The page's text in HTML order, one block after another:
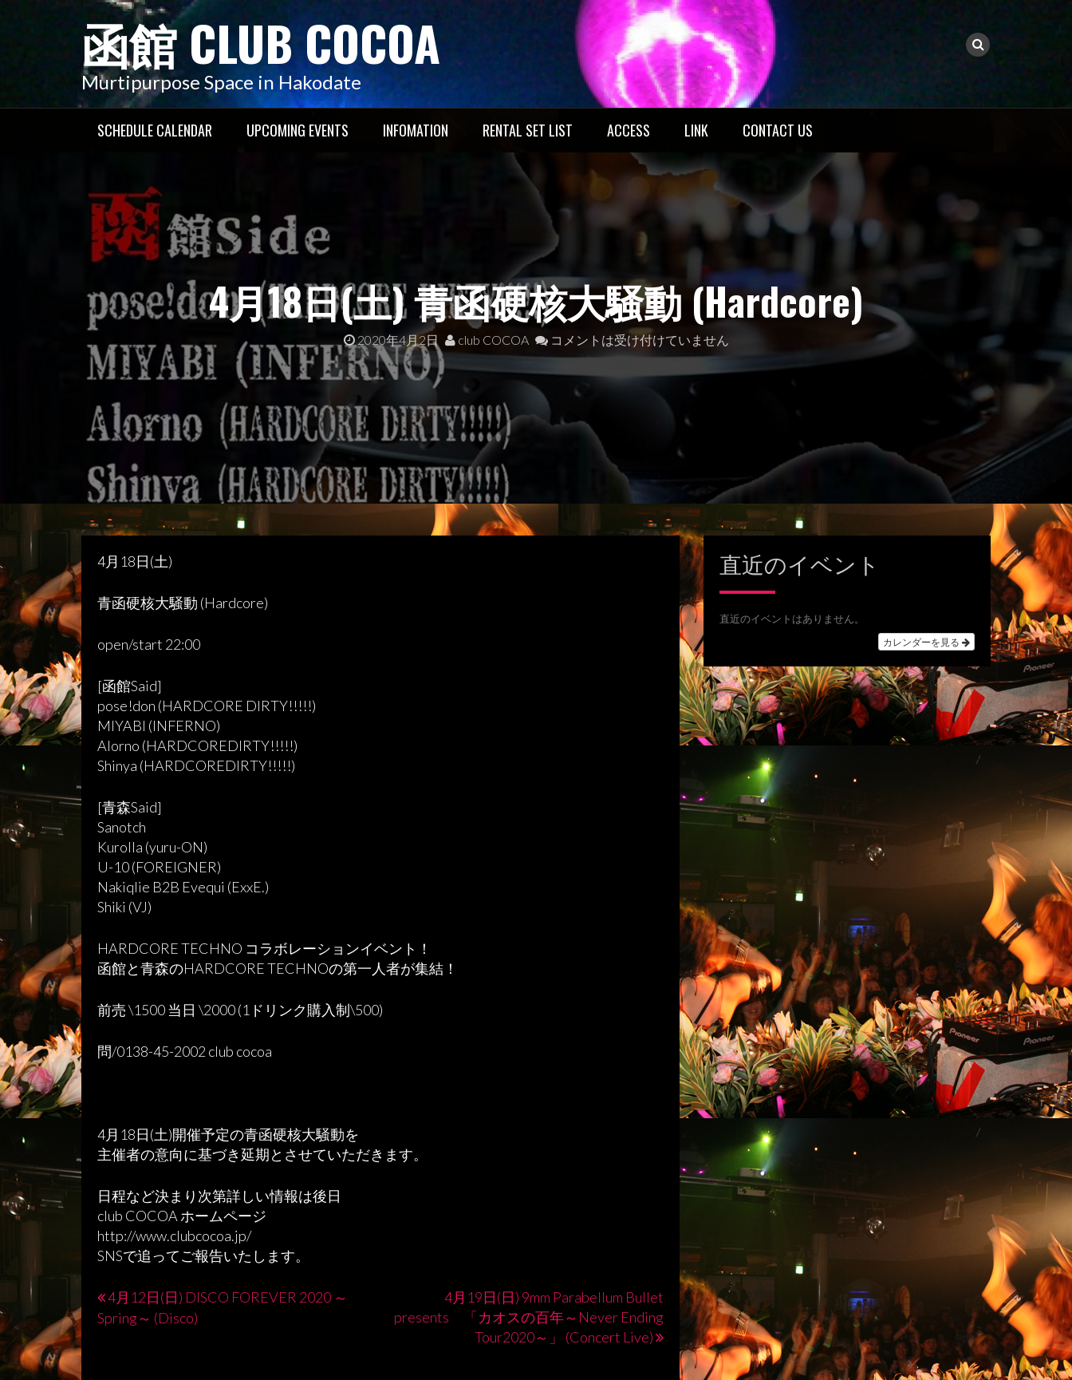
へ
函館 CLUB COCOA
Murtipurpose Space in Hakodate
SCHEDULE CALENDAR UPCOMING EVENTS INFOMATION RENTAL SET LIST ACCESS LINK CONTACT US
4月18日(土) 青函硬核大騒動 (Hardcore)
2020年4月2日 club COCOA コメントは受け付けていません
4月18日(土)
青函硬核大騒動 (Hardcore)
open/start 22:00
[函館Said]
pose!don (HARDCORE DIRTY!!!!!)
MIYABI (INFERNO)
Alorno (HARDCOREDIRTY!!!!!)
Shinya (HARDCOREDIRTY!!!!!)
[青森Said]
Sanotch
Kurolla (yuru-ON)
U-10 (FOREIGNER)
Nakiqlie B2B Evequi (ExxE.)
Shiki (VJ)
HARDCORE TECHNO コラボレーションイベント！
函館と青森のHARDCORE TECHNOの第一人者が集結！
前売 \1500 当日 \2000 (1ドリンク購入制\500)
問/0138-45-2002 club cocoa
4月18日(土)開催予定の青函硬核大騒動を
主催者の意向に基づき延期とさせていただきます。
日程など決まり次第詳しい情報は後日
club COCOA ホームページ
http://www.clubcocoa.jp/
SNSで追ってご報告いたします。
投
4月12日(日) DISCO FOREVER 2020 ～
Spring～ (Disco)
4月19日(日) 9mm Parabellum Bullet
presents 「カオスの百年～Never Ending
Tour2020～」 (Concert Live)
直近のイベント
直近のイベントはありません。
カレンダーを見る